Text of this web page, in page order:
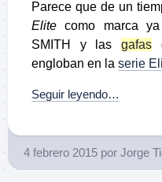
Parece que de un
Elite como marca
SMITH y lasgafas
engloban en la serie
Seguir leyendo…
4 febrero 2015 por Jorge